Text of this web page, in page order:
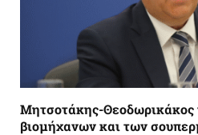
Mητσοτάκης-Θεοδωρικάκος
βιομήχανων και των